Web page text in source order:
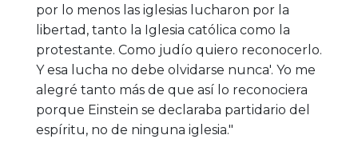
por lo menos las iglesias lucharon por la
libertad, tanto la Iglesia católica como la
protestante. Como judío quiero reconocerlo.
Y esa lucha no debe olvidarse nunca'. Yo me
alegré tanto más de que así lo reconociera
porque Einstein se declaraba partidario del
espíritu, no de ninguna iglesia."